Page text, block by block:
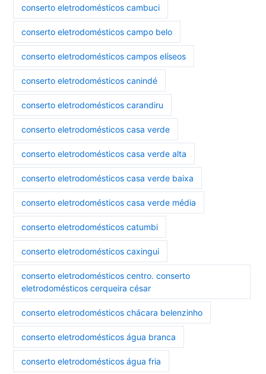
conserto eletrodomésticos cambuci
conserto eletrodomésticos campo belo
conserto eletrodomésticos campos elíseos
conserto eletrodomésticos canindé
conserto eletrodomésticos carandiru
conserto eletrodomésticos casa verde
conserto eletrodomésticos casa verde alta
conserto eletrodomésticos casa verde baixa
conserto eletrodomésticos casa verde média
conserto eletrodomésticos catumbi
conserto eletrodomésticos caxingui
conserto eletrodomésticos centro. conserto
eletrodomésticos cerqueira césar
conserto eletrodomésticos chácara belenzinho
conserto eletrodomésticos água branca
conserto eletrodomésticos água fria